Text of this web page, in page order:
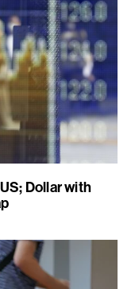
Dollar with